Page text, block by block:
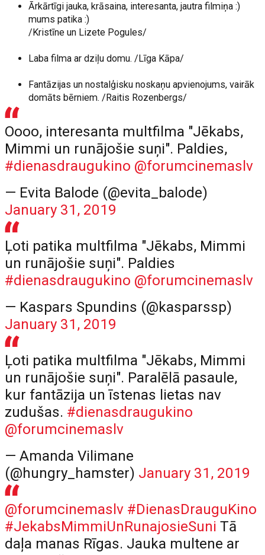
Ārkārtīgi jauka, krāsaina, interesanta, jautra filmiņa :)
mums patika :)
/Kristīne un Lizete Pogules/
Laba filma ar dziļu domu. /Līga Kāpa/
Fantāzijas un nostalģisku noskaņu apvienojums, vairāk
domāts bērniem. /Raitis Rozenbergs/
Oooo, interesanta multfilma "Jēkabs,
Mimmi un runājošie suņi". Paldies,
#dienasdraugukino @forumcinemaslv
— Evita Balode (@evita_balode)
January 31, 2019
Ļoti patika multfilma "Jēkabs, Mimmi
un runājošie suņi". Paldies
#dienasdraugukino @forumcinemaslv
— Kaspars Spundins (@kasparssp)
January 31, 2019
Ļoti patika multfilma "Jēkabs, Mimmi
un runājošie suņi". Paralēlā pasaule,
kur fantāzija un īstenas lietas nav
zudušas. #dienasdraugukino
@forumcinemaslv
— Amanda Vilimane
(@hungry_hamster) January 31, 2019
@forumcinemaslv #DienasDrauguKino
#JekabsMimmiUnRunajosieSuni Tā
daļa manas Rīgas. Jauka multene ar